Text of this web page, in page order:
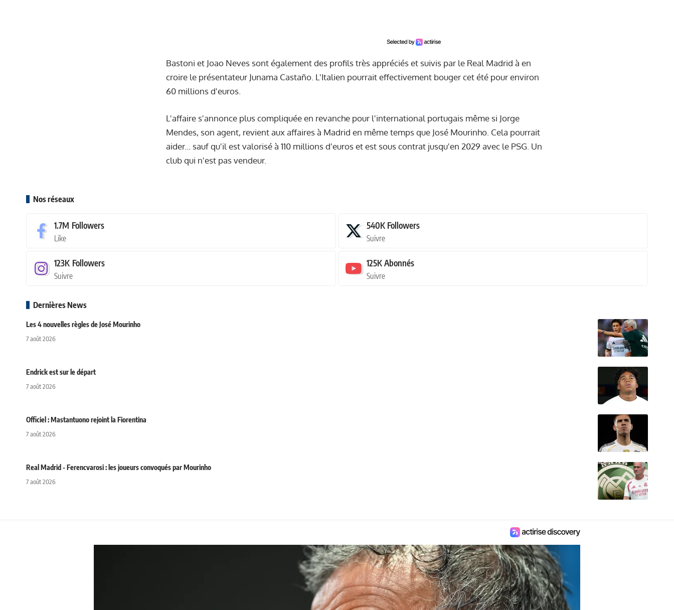
Bastoni et Joao Neves sont également des profils très appréciés et suivis par le Real Madrid à en
croire le présentateur Junama Castaño. L'Italien pourrait effectivement bouger cet été pour environ
60 millions d'euros.
L'affaire s'annonce plus compliquée en revanche pour l'international portugais même si Jorge
Mendes, son agent, revient aux affaires à Madrid en même temps que José Mourinho. Cela pourrait
aider... sauf qu'il est valorisé à 110 millions d'euros et est sous contrat jusqu'en 2029 avec le PSG. Un
club qui n'est pas vendeur.
Nos réseaux
1.7M Followers
Like
540K Followers
Suivre
123K Followers
Suivre
125KAbonnés
Suivre
Dernières News
Les 4 nouvelles règles de José Mourinho
7 août 2026
Endrick est sur le départ
7 août 2026
Officiel : Mastantuono rejoint la Fiorentina
7 août 2026
Real Madrid - Ferencvarosi : les joueurs convoqués par Mourinho
7 août 2026